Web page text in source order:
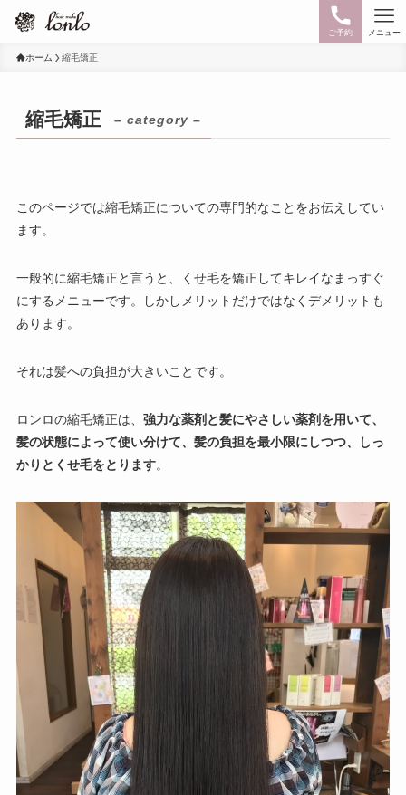
ご予約 メニュー
ホーム 縮毛矯正
縮毛矯正 – category –
このページでは縮毛矯正についての専門的なことをお伝えしてい
ます。
一般的に縮毛矯正と言うと、くせ毛を矯正してキレイなまっすぐ
にするメニューです。しかしメリットだけではなくデメリットも
あります。
それは髪への負担が大きいことです。
ロンロの縮毛矯正は、 強力な薬剤と髪にやさしい薬剤を用いて、
髪の状態によって使い分けて、髪の負担を最小限にしつつ、しっ
かりとくせ毛をとります。